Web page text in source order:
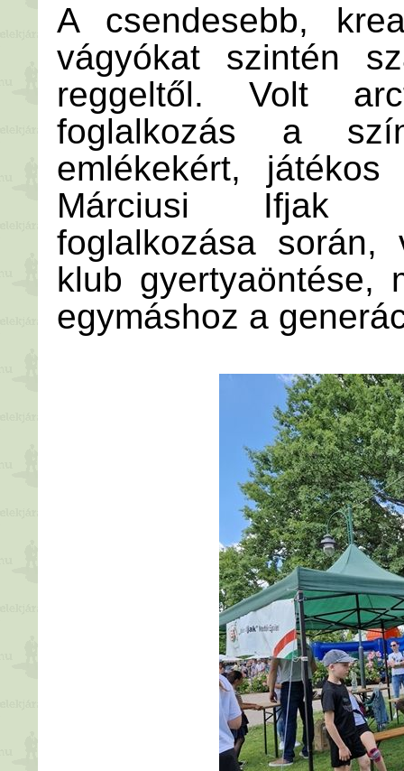
A csendesebb,
vágyókat szintén
reggeltől. Volt
foglalkozás a
emlékekért,
Márciusi Ifjak
foglalkozása
klub gyertyaöntése,
egymáshoz a